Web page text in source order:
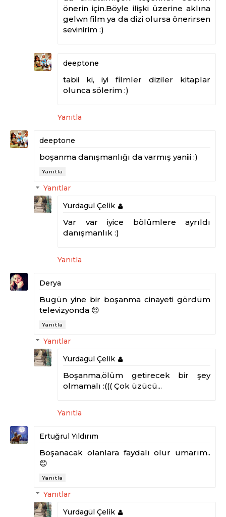
önerin için.Böyle ilişki üzerine aklına
gelwn film ya da dizi olursa önerirsen
sevinirim :)
deeptone
tabii ki, iyi filmler diziler kitaplar
olunca sölerim :)
Yanıtla
deeptone
boşanma danışmanlığı da varmış yaniii :)
Yanıtla
Yanıtlar
Yurdagül Çelik
Var var iyice bölümlere ayrıldı
danışmanlık :)
Yanıtla
Derya
Bugün yine bir boşanma cinayeti gördüm
televizyonda 😔
Yanıtla
Yanıtlar
Yurdagül Çelik
Boşanma,ölüm getirecek bir şey
olmamalı :((( Çok üzücü...
Yanıtla
Ertuğrul Yıldırım
Boşanacak olanlara faydalı olur umarım..
😊
Yanıtla
Yanıtlar
Yurdagül Çelik